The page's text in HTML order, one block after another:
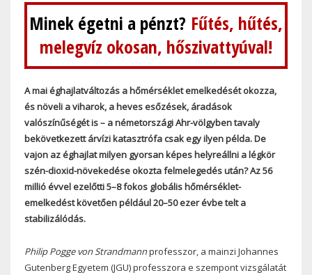
Minek égetni a pénzt? Fűtés, hűtés,
melegvíz okosan, hőszivattyúval!
A mai éghajlatváltozás a hőmérséklet emelkedését okozza,
és növeli a viharok, a heves esőzések, áradások
valószínűségét is – a németországi Ahr-völgyben tavaly
bekövetkezett árvízi katasztrófa csak egy ilyen példa. De
vajon az éghajlat milyen gyorsan képes helyreállni a légkör
szén-dioxid-növekedése okozta felmelegedés után? Az 56
millió évvel ezelőtti 5–8 fokos globális hőmérséklet-
emelkedést követően például 20–50 ezer évbe telt a
stabilizálódás.
Philip Pogge von Strandmannprofesszor, a mainzi Johannes
Gutenberg Egyetem (JGU) professzora e szempont vizsgálatát